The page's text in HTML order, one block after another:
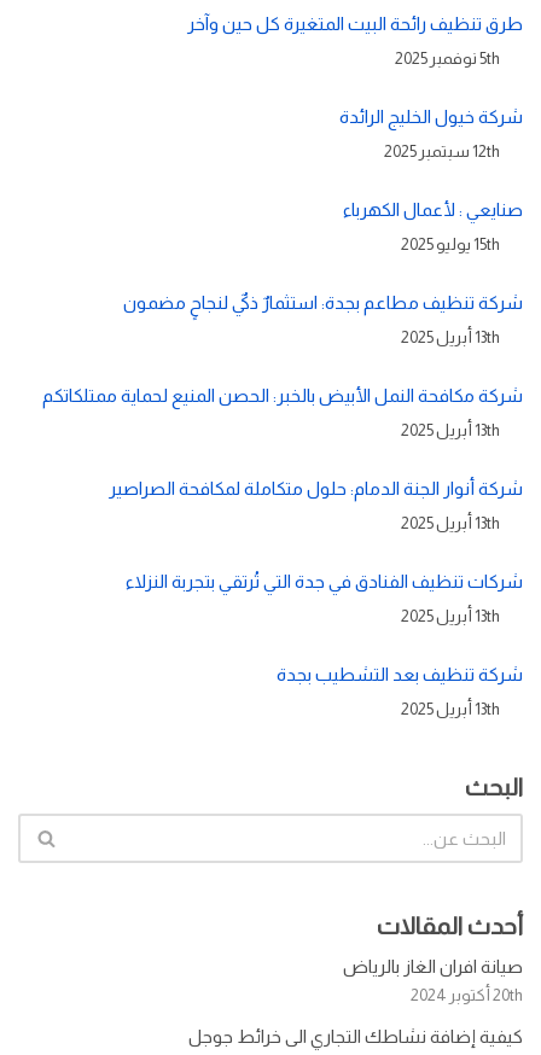
طرق تنظيف رائحة البيت المتغيرة كل حين وآخر
5th نوفمبر 2025
شركة خيول الخليج الرائدة
12th سبتمبر 2025
صنايعي : لأعمال الكهرباء
15th يوليو 2025
شركة تنظيف مطاعم بجدة: استثمارٌ ذكيٌ لنجاحٍ مضمون
13th أبريل 2025
شركة مكافحة النمل الأبيض بالخبر: الحصن المنيع لحماية ممتلكاتكم
13th أبريل 2025
شركة أنوار الجنة الدمام: حلول متكاملة لمكافحة الصراصير
13th أبريل 2025
شركات تنظيف الفنادق في جدة التي تُرتقي بتجربة النزلاء
13th أبريل 2025
شركة تنظيف بعد التشطيب بجدة
13th أبريل 2025
البحث
أحدث المقالات
صيانة افران الغاز بالرياض
20th أكتوبر 2024
كيفية إضافة نشاطك التجاري الى خرائط جوجل